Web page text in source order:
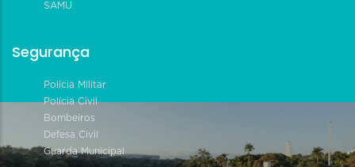
SAMU
Segurança
Polícia Militar
Polícia Civil
Bombeiros
Defesa Civil
Guarda Municipal